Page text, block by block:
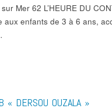
Mer 62 L’HEURE DU
aux enfants de 3 à 6 ans,
« DERSOU OUZALA »